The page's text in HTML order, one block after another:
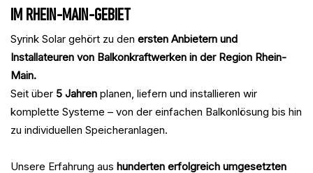
IM RHEIN-MAIN-GEBIET
Syrink Solar gehört zu den ersten Anbietern und
Installateuren von Balkonkraftwerken in der Region Rhein-
Main.
Seit über 5 Jahren planen, liefern und installieren wir
komplette Systeme – von der einfachen Balkonlösung bis hin
zu individuellen Speicheranlagen.
Unsere Erfahrung aus hunderten erfolgreich umgesetzten